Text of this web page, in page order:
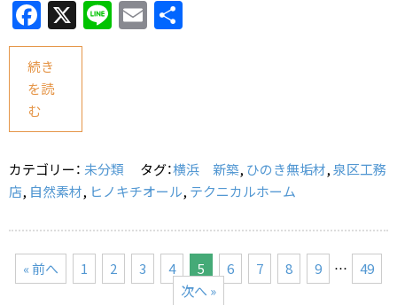
F
a
c
e
b
o
o
k
X Li
n
E
m
続き
を読
む
カテゴリー： 未分類 タグ：横浜 新築, ひのき無垢材,泉区工務
店, 自然素材, ヒノキチオール, テクニカルホーム
« 前へ 1 2 3 4 5 6 7 8 9 …
49
次へ »